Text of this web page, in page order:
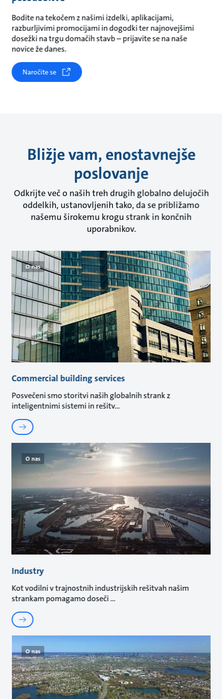
Bodite na tekočem z našimi izdelki, aplikacijami,
razburljivimi promocijami in dogodki ter najnovejšimi
dosežki na trgu domačih stavb – prijavite se na naše
novice že danes.
Naročite se
Bližje vam, enostavnejše
poslovanje
Odkrijte več o naših treh drugih globalno delujočih
oddelkih, ustanovljenih tako, da se približamo
našemu širokemu krogu strank in končnih
uporabnikov.
O nas
Commercial building services
Posvečeni smo storitvi naših globalnih strank z
inteligentnimi sistemi in rešitv
O nas
Industry
Kot vodilni v trajnostnih industrijskih rešitvah našim
strankam pomagamo doseči
O nas